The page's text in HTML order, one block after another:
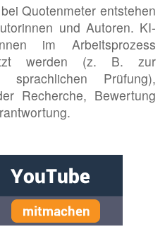
Quotenmeter entstehen
und Autoren. KI-
im Arbeitsprozess
werden (z. B. zur
sprachlichen Prüfung),
Recherche, Bewertung